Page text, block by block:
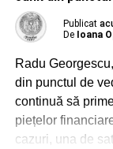
Publicat
De Ioana
Radu
din punctul de
continuă să
piețelor
cazuri, una de